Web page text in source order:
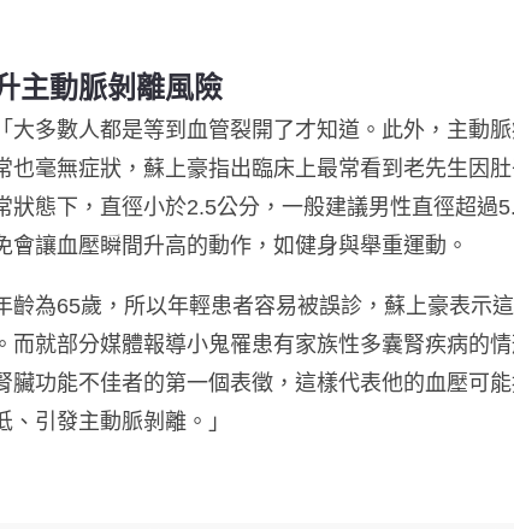
主動脈剝離風險
大多數人都是等到血管裂開了才知道。此外，主動
也毫無症狀，蘇上豪指出臨床上最常看到老先生因
狀態下，直徑小於2.5公分，一般建議男性直徑超過
讓血壓瞬間升高的動作，如健身與舉重運動。
齡為65歲，所以年輕患者容易被誤診，蘇上豪表示
而就部分媒體報導小鬼罹患有家族性多囊腎疾病的
臟功能不佳者的第一個表徵，這樣代表他的血壓可
引發主動脈剝離。」